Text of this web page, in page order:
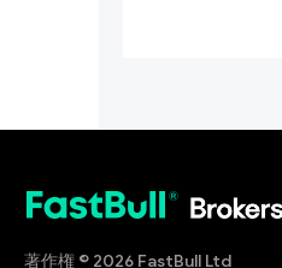
著作権 © 2026 FastBull Ltd